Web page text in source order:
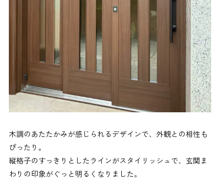
木調のあたたかみが感じられるデザインで、外観との相性も
ぴったり。
縦格子のすっきりとしたラインがスタイリッシュで、玄関ま
わりの印象がぐっと明るくなりました。